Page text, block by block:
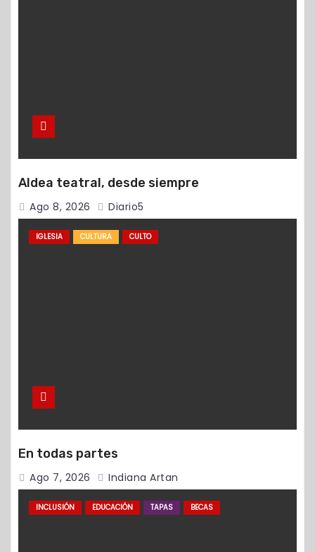
Aldea teatral, desde siempre
Ago 8, 2026 Diario5
IGLESIA CULTURA CULTO
En todas partes
Ago 7, 2026 Indiana Artan
INCLUSIÓN EDUCACIÓN TAPAS BECAS